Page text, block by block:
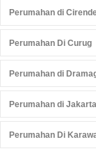
Perumahan di
Perumahan Di Curug
Perumahan di
Perumahan di
Perumahan Di